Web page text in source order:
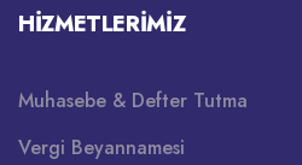
HIZMETLERIMIZ
Muhasebe & Defter Tutma
Vergi Beyannamesi